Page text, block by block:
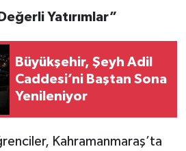
Yatırımlar”
Büyükşehir, Şeyh Adil
Caddesi’ni Baştan Sona
Yenileniyor
Kahramanmaraş’ta